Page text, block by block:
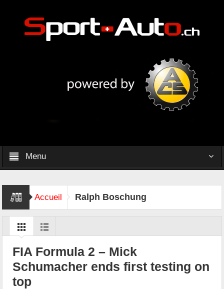
Menu
Accueil Ralph Boschung
FIA Formula 2 – Mick
Schumacher ends first testing on
top